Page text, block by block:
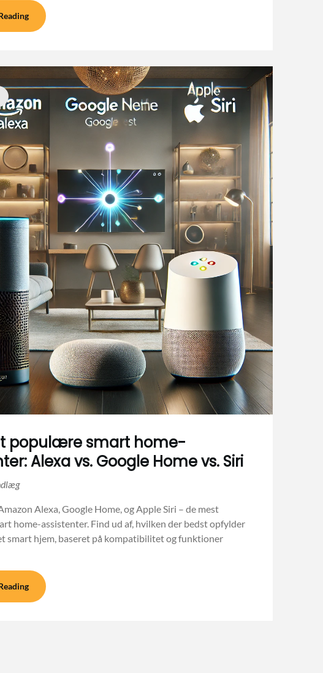
populære smart home-
Alexa vs. Google Home vs. Siri
Alexa, Google Home, og Apple Siri – de mest
home-assistenter. Find ud af, hvilken der bedst opfylder
smart hjem, baseret på kompatibilitet og funktioner